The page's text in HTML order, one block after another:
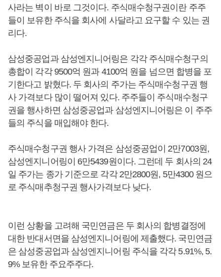
사라는 벽이 바로 그것이다. 주식매수청구권이란 주주
들이 보유한 주식을 회사에 사달라고 요구할 수 있는 권
리다.
삼성중공업과 삼성엔지니어링은 각각 주식매수청구의
총합이 각각 9500억 원과 4100억 원을 넘으면 합병을 포
기한다고 밝혔다. 두 회사의 주가는 주식매수청구권 행
사 가격보다 많이 떨어져 있다. 주주들이 주식매수청구
권을 행사하면 삼성중공업과 삼성엔지니어링은 이 주주
들의 주식을 매입해야 한다.
주식매수청구권 행사 가격은 삼성중공업이 2만7003원,
삼성엔지니어링이 6만5439원이다. 그런데 두 회사의 24
일 주가는 종가 기준으로 각각 2만2800원, 5만4300 원으
로 주식매추청구권 행사가격보다 낮다.
이런 상황을 고려해 국민연금은 두 회사의 합병결정에
대한 반대서면을 삼성엔지니어링에 제출했다. 국민연금
은 삼성중공업과 삼성엔지니어링 주식을 각각 5.91%, 5.
9% 보유한 주요주주다.